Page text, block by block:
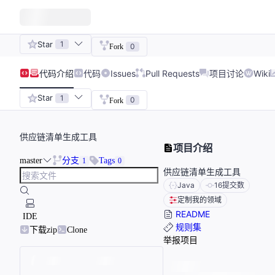
Star 1 Fork 0
代码介绍 代码 Issues Pull Requests 项目讨论 Wiki
Star 1 Fork 0
供应链清单生成工具
master 分支 1 Tags 0
IDE
下载zip
Clone
项目介绍
供应链清单生成工具
Java 16提交数
定制我的领域
README
规则集
举报项目